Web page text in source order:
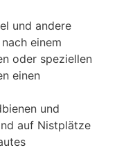
und andere
einem
oder speziellen
einen
und
auf Nistplätze